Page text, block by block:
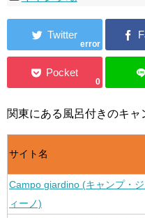
error
0
関東にある風呂付きのキャ
サイト名
Campo giardino (キャンプ・
ィーノ)